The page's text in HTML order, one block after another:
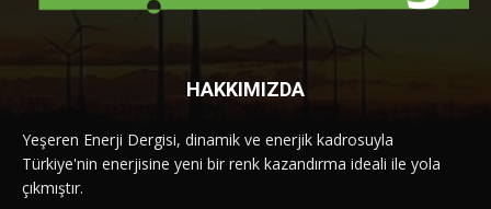
HAKKIMIZDA
Yeşeren Enerji Dergisi, dinamik ve enerjik kadrosuyla
Türkiye'nin enerjisine yeni bir renk kazandırma ideali ile yola
çıkmıştır.